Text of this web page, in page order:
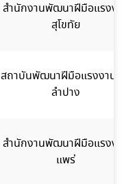
สำนักงานพัฒนาฝีมือแรงง
สุโขทัย
สถาบันพัฒนาฝีมือแรงงาน
ลำปาง
สำนักงานพัฒนาฝีมือแรงง
แพร่